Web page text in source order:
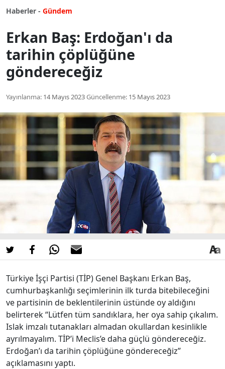
Haberler - Gündem
Erkan Baş: Erdoğan'ı da
tarihin çöplüğüne
göndereceğiz
Yayınlanma: 14 Mayıs 2023Güncellenme: 15 Mayıs 2023
Türkiye İşçi Partisi (TİP) Genel Başkanı Erkan Baş,
cumhurbaşkanlığı seçimlerinin ilk turda bitebileceğini
ve partisinin de beklentilerinin üstünde oy aldığını
belirterek “Lütfen tüm sandıklara, her oya sahip çıkalım.
Islak imzalı tutanakları almadan okullardan kesinlikle
ayrılmayalım. TİP’i Meclis’e daha güçlü göndereceğiz.
Erdoğan’ı da tarihin çöplüğüne göndereceğiz”
açıklamasını yaptı.